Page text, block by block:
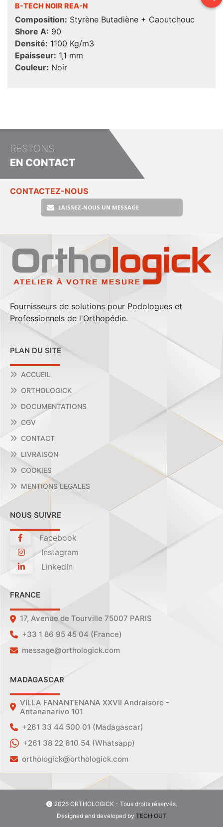
B-TECH NOIR REA-N
Composition: Styrène Butadiène + Caoutchouc
Shore A: 90
Densité: 1100 Kg/m3
Epaisseur: 1,1 mm
Couleur: Noir
RESTONS
EN CONTACT
CONTACTEZ-NOUS
LAISSEZ-NOUS UN MESSAGE
Fournisseurs de solutions pour Podologues et
Professionnels de l'Orthopédie.
PLAN DU SITE
ACCUEIL
ORTHOLOGICK
DOCUMENTATIONS
CGV
CONTACT
LIVRAISON
COOKIES
MENTIONS LEGALES
NOUS SUIVRE
Facebook
Instagram
LinkedIn
FRANCE
17, Avenue de Tourville 75007 PARIS
+33 1 86 95 45 04 (France)
message@orthologick.com
MADAGASCAR
VILLA FANANTENANA XXVII Andraisoro -
Antananarivo 101
+261 33 44 500 01 (Madagascar)
+261 38 22 610 54 (Whatsapp)
orthologick@orthologick.com
2026 ORTHOLOGICK - Tous droits réservés.
Designed and developed by TECH OUT